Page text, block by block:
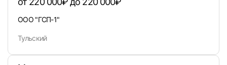
ООО "ГСП-1"
Тульский